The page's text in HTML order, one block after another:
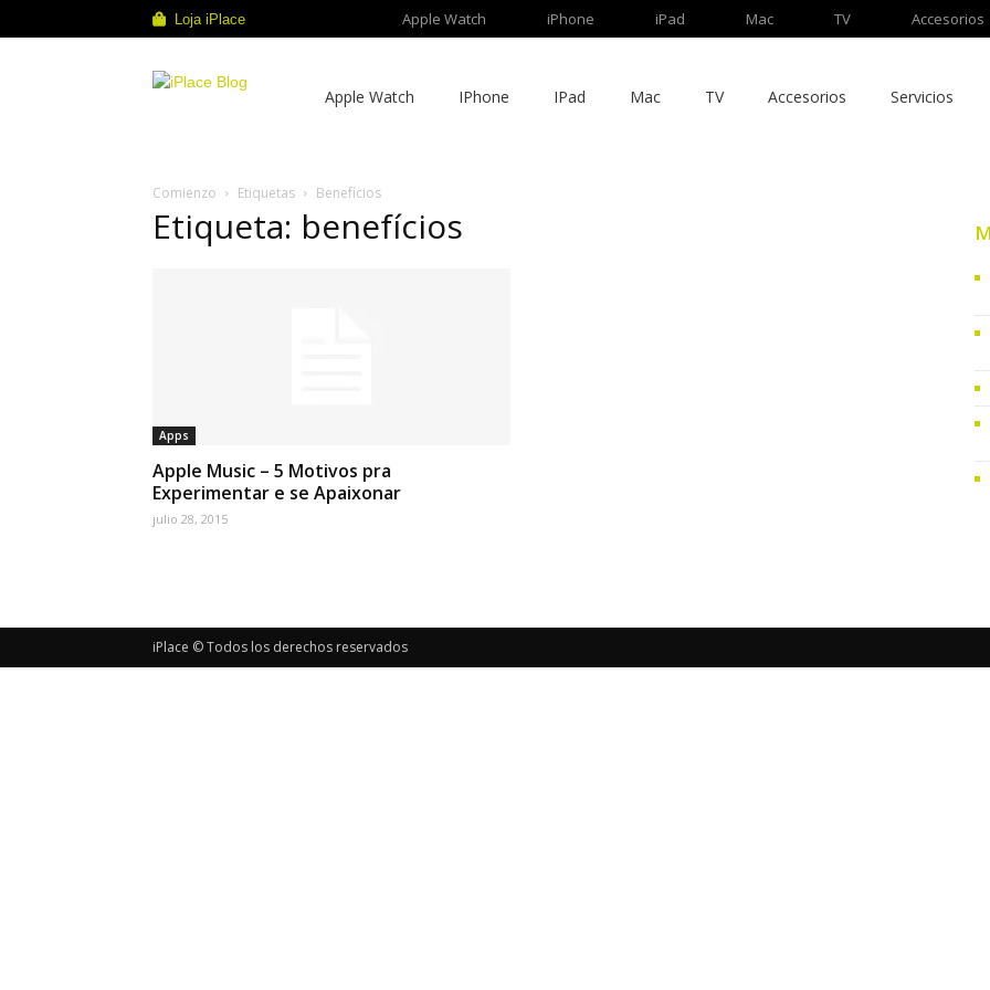
Loja iPlace Apple Watch iPhone iPad Mac TV Accesorios
Apple Watch IPhone IPad Mac TV Accesorios Servicios
Comienzo Etiquetas Benefícios
Etiqueta: benefícios
Apps
Apple Music – 5 Motivos pra
Experimentar e se Apaixonar
julio 28, 2015
iPlace © Todos los derechos reservados